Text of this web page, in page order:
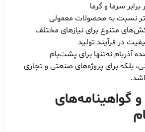
برابر سرما و گرما
نسبت به محصولات معمولی
متنوع برای نیازهای مختلف
در فرآیند تولید
آذربام نه‌تنها برای پشت‌بام
بلکه برای پروژه‌های صنعتی و تجاری
و گواهینامه‌های